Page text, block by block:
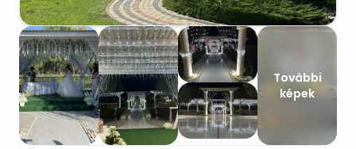
További
képek